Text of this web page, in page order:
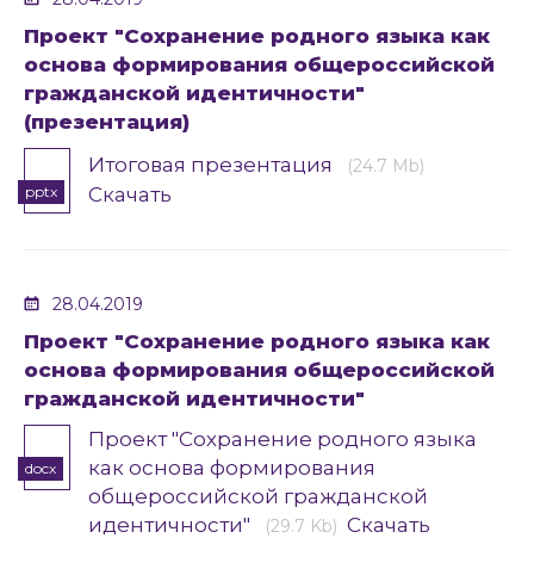
Проект "Сохранение родного языка как
основа формирования общероссийской
гражданской идентичности"
(презентация)
pptx
Итоговая презентация (24.7 Mb)
Скачать
28.04.2019
Проект "Сохранение родного языка как
основа формирования общероссийской
гражданской идентичности"
docx
Проект "Сохранение родного языка
как основа формирования
общероссийской гражданской
идентичности"
(29.7 Kb) Скачать